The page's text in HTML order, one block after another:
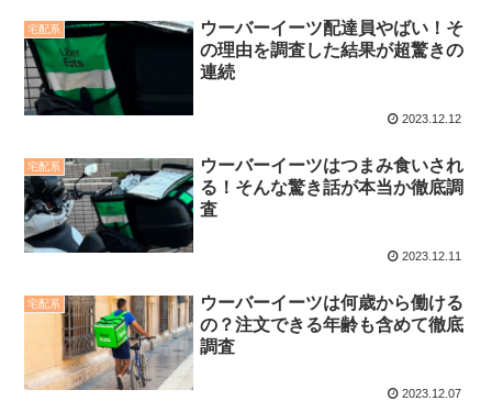
宅配系
ウーバーイーツ配達員やばい！そ
の理由を調査した結果が超驚きの
連続
2023.12.12
宅配系
ウーバーイーツはつまみ食いされ
る！そんな驚き話が本当か徹底調
査
2023.12.11
宅配系
ウーバーイーツは何歳から働ける
の？注文できる年齢も含めて徹底
調査
2023.12.07